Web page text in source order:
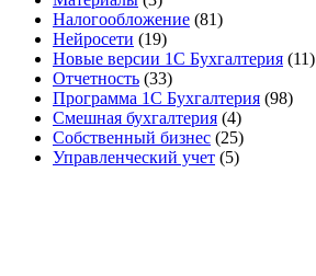
Налогообложение (81)
Нейросети (19)
Новые версии 1С Бухгалтерия (11)
Отчетность (33)
Программа 1С Бухгалтерия (98)
Смешная бухгалтерия (4)
Собственный бизнес (25)
Управленческий учет (5)